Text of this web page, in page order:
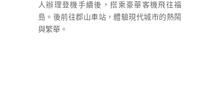
人辦理登機手續後，搭乘豪華客機飛往福
島。後前往郡山車站，體驗現代城市的熱鬧
與繁華。